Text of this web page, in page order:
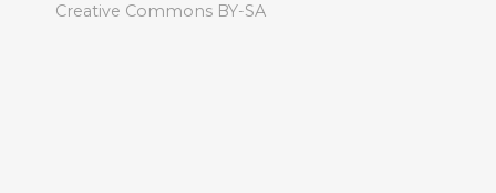
Creative Commons BY-SA